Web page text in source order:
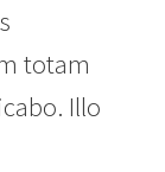
totam
Illo